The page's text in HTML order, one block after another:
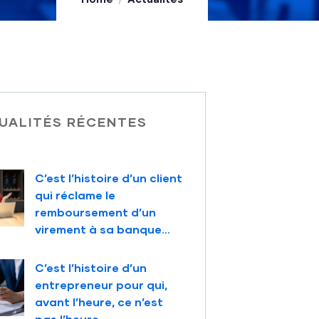
RÉCENTES
C’est l’histoire d’un client
qui réclame le
remboursement d’un
virement à sa banque…
C’est l’histoire d’un
entrepreneur pour qui,
avant l’heure, ce n’est